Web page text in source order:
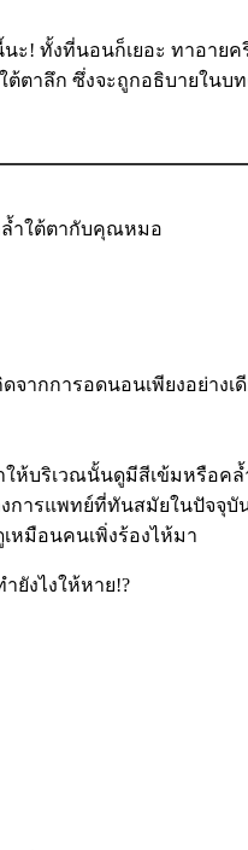
อนก็เยอะ ทาอายครีม
ต้ตาลึก ซึ่งจะถูกอธิบายในบ
ากการอดนอนเพียงอย่าง
ให้บริเวณนั้นดูมีสีเข้มหรือ
การแพทย์ที่ทันสมัยในปัจ
หมือนคนเพิ่งร้องไห้มา